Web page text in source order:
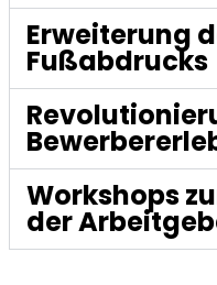
Erweiterung
Fußabdrucks
Workshops
der